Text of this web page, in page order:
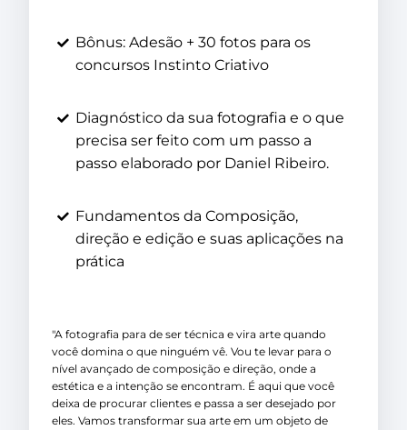
Bônus: Adesão + 30 fotos para os
concursos Instinto Criativo
Diagnóstico da sua fotografia e o que
precisa ser feito com um passo a
passo elaborado por Daniel Ribeiro.
Fundamentos da Composição,
direção e edição e suas aplicações na
prática
"A fotografia para de ser técnica e vira arte quando
você domina o que ninguém vê. Vou te levar para o
nível avançado de composição e direção, onde a
estética e a intenção se encontram. É aqui que você
deixa de procurar clientes e passa a ser desejado por
eles. Vamos transformar sua arte em um objeto de